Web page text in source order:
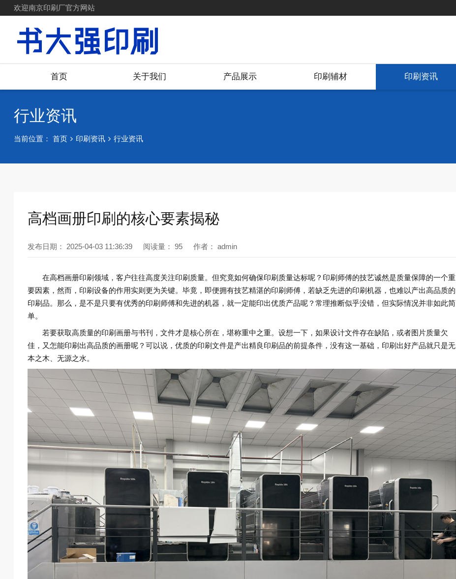
欢迎南京印刷厂官方网站
首页 关于我们 产品展示 印刷辅材 印刷资讯
行业资讯
当前位置： 首页 印刷资讯 行业资讯
高档画册印刷的核心要素揭秘
发布日期： 2025-04-03 11:36:39 阅读量： 95 作者： admin
在高档画册印刷领域，客户往往高度关注印刷质量。但究竟如何确保印刷质量达标呢？印刷师傅的技艺诚然是质量保障的一个重
要因素，然而，印刷设备的作用实则更为关键。毕竟，即便拥有技艺精湛的印刷师傅，若缺乏先进的印刷机器，也难以产出高品质的
印刷品。那么，是不是只要有优秀的印刷师傅和先进的机器，就一定能印出优质产品呢？常理推断似乎没错，但实际情况并非如此简
单。
若要获取高质量的印刷画册与书刊，文件才是核心所在，堪称重中之重。设想一下，如果设计文件存在缺陷，或者图片质量欠
佳，又怎能印刷出高品质的画册呢？可以说，优质的印刷文件是产出精良印刷品的前提条件，没有这一基础，印刷出好产品就只是无
本之木、无源之水。